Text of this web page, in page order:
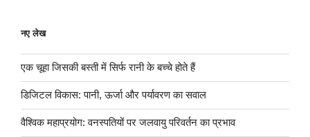
नए लेख
एक चूहा जिसकी बस्ती में सिर्फ रानी के बच्चे होते हैं
डिजिटल विकास: पानी, ऊर्जा और पर्यावरण का सवाल
वैश्विक महाप्रयोग: वनस्पतियों पर जलवायु परिवर्तन का प्रभाव